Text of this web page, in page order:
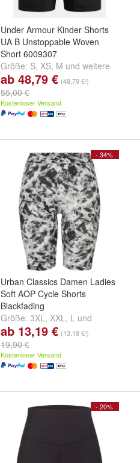
Under Armour Kinder Shorts
UA B Unstoppable Woven
Short 6009307
Größe: S, XS, M und weitere
...
ab 48,79 € (48,79 €/)
55,00 €
Kostenloser Versand
- 34%
Urban Classics Damen Ladies
Soft AOP Cycle Shorts
Blackfading
Größe: 3XL, XXL, L und
weitere ...
ab 13,19 € (13,19 €/)
19,90 €
Kostenloser Versand
- 20%